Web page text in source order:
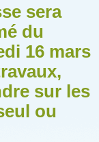
sera
du
16 mars
sur les
ou